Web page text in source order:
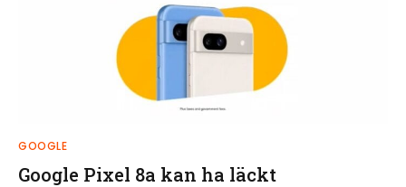
GOOGLE
Google Pixel 8a kan ha läckt